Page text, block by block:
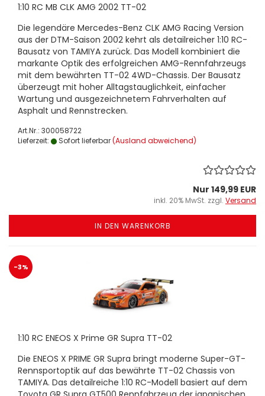
1:10 RC MB CLK AMG 2002 TT-02
Die legendäre Mercedes-Benz CLK AMG Racing Version
aus der DTM-Saison 2002 kehrt als detailreicher 1:10 RC-
Bausatz von TAMIYA zurück. Das Modell kombiniert die
markante Optik des erfolgreichen AMG-Rennfahrzeugs
mit dem bewährten TT-02 4WD-Chassis. Der Bausatz
überzeugt mit hoher Alltagstauglichkeit, einfacher
Wartung und ausgezeichnetem Fahrverhalten auf
Asphalt und Rennstrecken.
Art.Nr.: 300058722
Lieferzeit:
Sofort lieferbar(Ausland abweichend)
Nur 149,99 EUR
inkl. 20% MwSt. zzgl. Versand
IN DEN WARENKORB
-3%
1:10 RC ENEOS X Prime GR Supra TT-02
Die ENEOS X PRIME GR Supra bringt moderne Super-GT-
Rennsportoptik auf das bewährte TT-02 Chassis von
TAMIYA. Das detailreiche 1:10 RC-Modell basiert auf dem